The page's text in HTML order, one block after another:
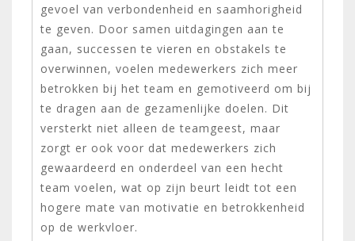
gevoel van verbondenheid en saamhorigheid
te geven. Door samen uitdagingen aan te
gaan, successen te vieren en obstakels te
overwinnen, voelen medewerkers zich meer
betrokken bij het team en gemotiveerd om bij
te dragen aan de gezamenlijke doelen. Dit
versterkt niet alleen de teamgeest, maar
zorgt er ook voor dat medewerkers zich
gewaardeerd en onderdeel van een hecht
team voelen, wat op zijn beurt leidt tot een
hogere mate van motivatie en betrokkenheid
op de werkvloer.